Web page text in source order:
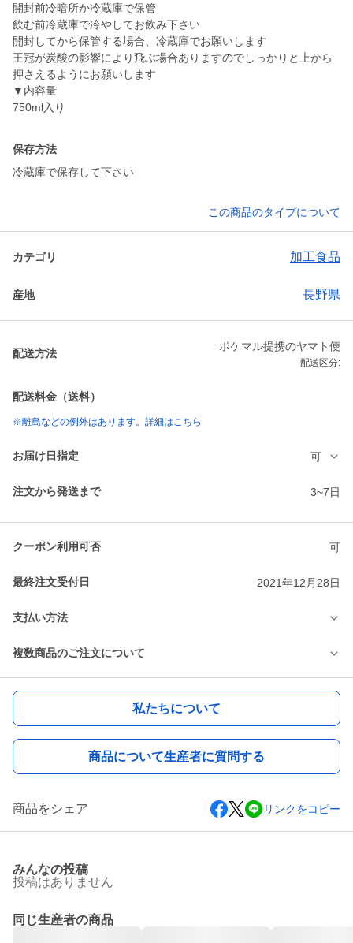
開封前冷暗所か冷蔵庫で保管
飲む前冷蔵庫で冷やしてお飲み下さい
開封してから保管する場合、冷蔵庫でお願いします
王冠が炭酸の影響により飛ぶ場合ありますのでしっかりと上から
押さえるようにお願いします
▼内容量
保存方法
冷蔵庫で保存して下さい
この商品のタイプについて
カテゴリ 加工食品
産地 長野県
配送方法
ポケマル提携のヤマト便
配送区分:
配送料金（送料）
※離島などの例外はあります。詳細はこちら
お届け日指定 可
注文から発送まで 3~7日
クーポン利用可否 可
最終注文受付日 2021年12月28日
支払い方法
複数商品のご注文について
私たちについて
商品について生産者に質問する
商品をシェア リンクをコピー
みんなの投稿
投稿はありません
同じ生産者の商品